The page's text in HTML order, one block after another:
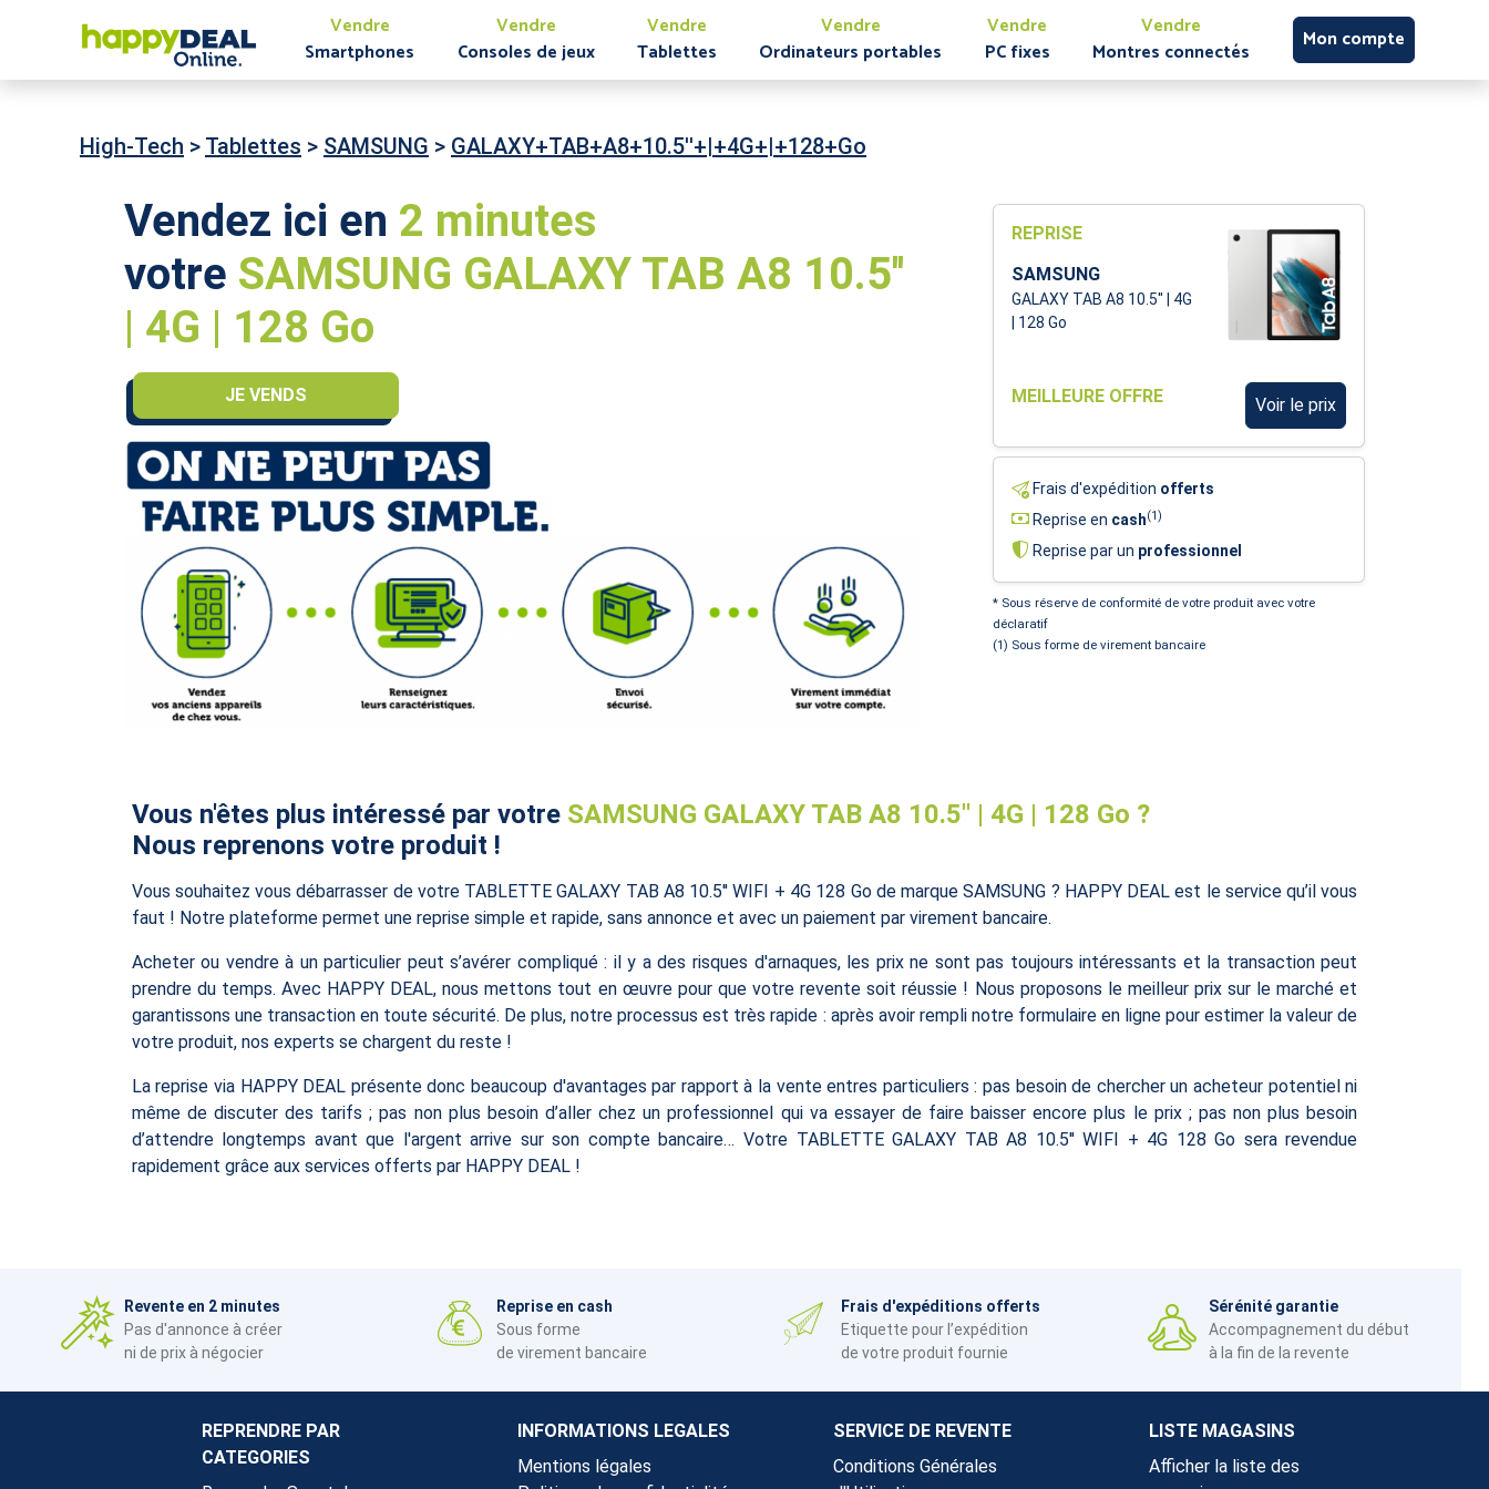
Vendre
Smartphones
Vendre
Consoles de jeux
Vendre
Tablettes
Vendre
Ordinateurs portables
Vendre
PC fixes
Vendre
Montres connectés
Mon compte
High-Tech > Tablettes > SAMSUNG > GALAXY+TAB+A8+10.5''+|+4G+|+128+Go
Vendez ici en 2 minutes
votre SAMSUNG GALAXY TAB A8 10.5''
| 4G | 128 Go
JE VENDS
REPRISE
SAMSUNG
GALAXY TAB A8 10.5'' | 4G
| 128 Go
MEILLEURE OFFRE Voir le prix
Frais d'expédition offerts
Reprise en cash(1)
Reprise par un professionnel
* Sous réserve de conformité de votre produit avec votre
déclaratif
(1) Sous forme de virement bancaire
Vous n'êtes plus intéressé par votre SAMSUNG GALAXY TAB A8 10.5'' | 4G | 128 Go ?
Nous reprenons votre produit !
Vous souhaitez vous débarrasser de votre TABLETTE GALAXY TAB A8 10.5'' WIFI + 4G 128 Go de marque SAMSUNG ? HAPPY DEAL est le service qu’il vous
faut ! Notre plateforme permet une reprise simple et rapide, sans annonce et avec un paiement par virement bancaire.
Acheter ou vendre à un particulier peut s’avérer compliqué : il y a des risques d'arnaques, les prix ne sont pas toujours intéressants et la transaction peut
prendre du temps. Avec HAPPY DEAL, nous mettons tout en œuvre pour que votre revente soit réussie ! Nous proposons le meilleur prix sur le marché et
garantissons une transaction en toute sécurité. De plus, notre processus est très rapide : après avoir rempli notre formulaire en ligne pour estimer la valeur de
votre produit, nos experts se chargent du reste !
La reprise via HAPPY DEAL présente donc beaucoup d'avantages par rapport à la vente entres particuliers : pas besoin de chercher un acheteur potentiel ni
même de discuter des tarifs ; pas non plus besoin d’aller chez un professionnel qui va essayer de faire baisser encore plus le prix ; pas non plus besoin
d’attendre longtemps avant que l'argent arrive sur son compte bancaire… Votre TABLETTE GALAXY TAB A8 10.5'' WIFI + 4G 128 Go sera revendue
rapidement grâce aux services offerts par HAPPY DEAL !
Revente en 2 minutes
Pas d'annonce à créer
ni de prix à négocier
Reprise en cash
Sous forme
de virement bancaire
Frais d'expéditions offerts
Etiquette pour l’expédition
de votre produit fournie
Sérénité garantie
Accompagnement du début
à la fin de la revente
REPRENDRE PAR
CATEGORIES
INFORMATIONS LEGALES
Mentions légales
SERVICE DE REVENTE
Conditions Générales
LISTE MAGASINS
Afficher la liste des